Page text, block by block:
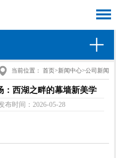
当前位置： 首页>新闻中心>公司新闻
：西湖之畔的幕墙新美学
布时间： 2026-05-28